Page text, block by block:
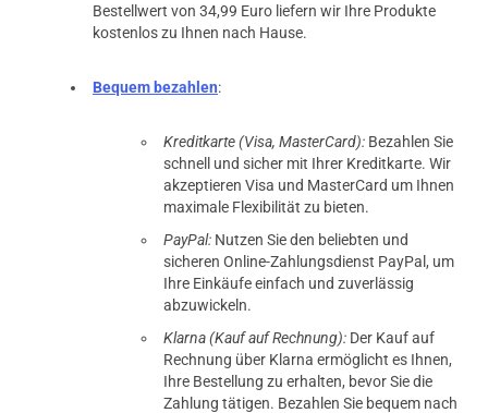
Bestellwert von 34,99 Euro liefern wir Ihre Produkte
kostenlos zu Ihnen nach Hause.
Bequem bezahlen:
Kreditkarte (Visa, MasterCard): Bezahlen Sie
schnell und sicher mit Ihrer Kreditkarte. Wir
akzeptieren Visa und MasterCard um Ihnen
maximale Flexibilität zu bieten.
PayPal: Nutzen Sie den beliebten und
sicheren Online-Zahlungsdienst PayPal, um
Ihre Einkäufe einfach und zuverlässig
abzuwickeln.
Klarna (Kauf auf Rechnung): Der Kauf auf
Rechnung über Klarna ermöglicht es Ihnen,
Ihre Bestellung zu erhalten, bevor Sie die
Zahlung tätigen. Bezahlen Sie bequem nach